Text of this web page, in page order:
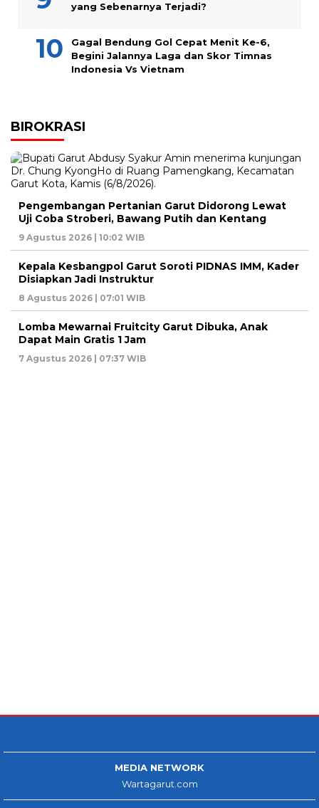
yang Sebenarnya Terjadi?
Gagal Bendung Gol Cepat Menit Ke-6,
Begini Jalannya Laga dan Skor Timnas
Indonesia Vs Vietnam
BIROKRASI
Pengembangan Pertanian Garut Didorong Lewat
Uji Coba Stroberi, Bawang Putih dan Kentang
9 Agustus 2026 | 10:02 WIB
Kepala Kesbangpol Garut Soroti PIDNAS IMM, Kader
Disiapkan Jadi Instruktur
8 Agustus 2026 | 07:01 WIB
Lomba Mewarnai Fruitcity Garut Dibuka, Anak
Dapat Main Gratis 1 Jam
7 Agustus 2026 | 07:37 WIB
MEDIA NETWORK
Wartagarut.com